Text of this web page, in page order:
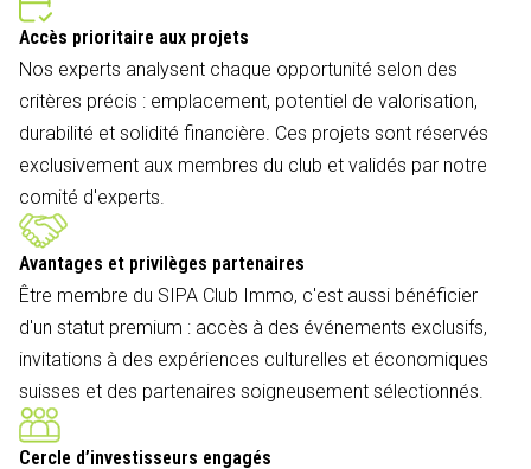
Accès prioritaire aux projets
Nos experts analysent chaque opportunité selon des
critères précis : emplacement, potentiel de valorisation,
durabilité et solidité financière. Ces projets sont réservés
exclusivement aux membres du club et validés par notre
comité d'experts.
Avantages et privilèges partenaires
Être membre du SIPA Club Immo, c'est aussi bénéficier
d'un statut premium : accès à des événements exclusifs,
invitations à des expériences culturelles et économiques
suisses et des partenaires soigneusement sélectionnés.
Cercle d’investisseurs engagés